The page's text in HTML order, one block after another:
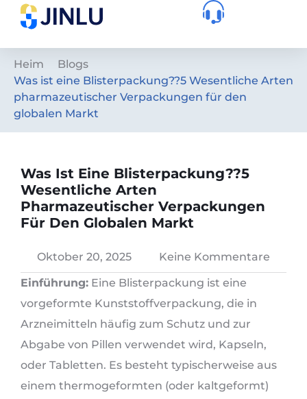
Heim
Blogs
Was ist eine Blisterpackung??5 Wesentliche Arten
pharmazeutischer Verpackungen für den
globalen Markt
Was Ist Eine Blisterpackung??5
Wesentliche Arten
Pharmazeutischer Verpackungen
Für Den Globalen Markt
Oktober 20, 2025
Keine Kommentare
Einführung: Eine Blisterpackung ist eine
vorgeformte Kunststoffverpackung, die in
Arzneimitteln häufig zum Schutz und zur
Abgabe von Pillen verwendet wird, Kapseln,
oder Tabletten. Es besteht typischerweise aus
einem thermogeformten (oder kaltgeformt)